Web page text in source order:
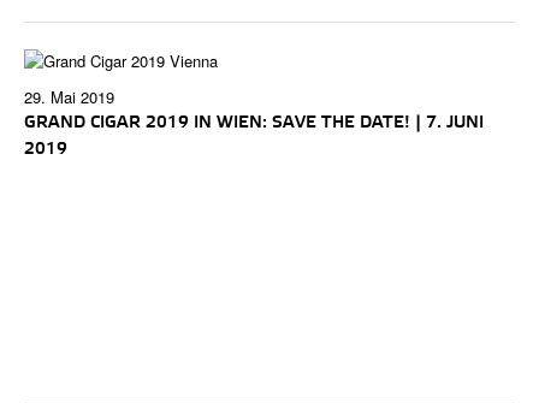
29. Mai 2019
GRAND CIGAR 2019 IN WIEN: SAVE THE DATE! | 7. JUNI
2019